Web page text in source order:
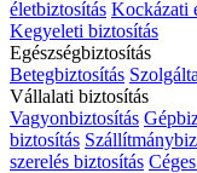
életbiztosítás Kockázati
Kegyeleti biztosítás
Egészségbiztosítás
Betegbiztosítás
Vállalati biztosítás
Vagyonbiztosítás
biztosítás
szerelés biztosítás